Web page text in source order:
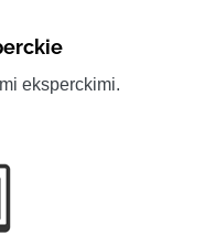
eksperckimi.